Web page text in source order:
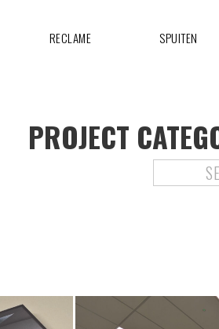
RECLAME SPUITEN
PROJECT